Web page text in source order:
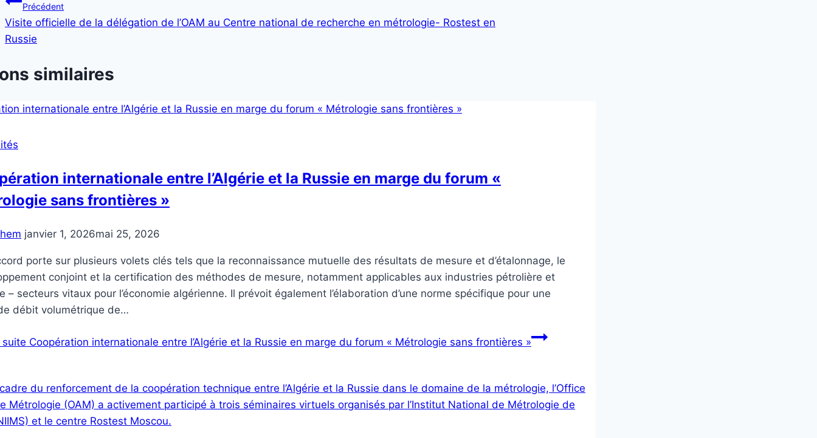
Précédent
Visite officielle de la délégation de l’OAM au Centre national de recherche en métrologie- Rostest en
Russie
similaires
internationale entre l’Algérie et la Russie en marge du forum «
sans frontières »
janvier 1, 2026mai 25, 2026
porte sur plusieurs volets clés tels que la reconnaissance mutuelle des résultats de mesure et d’étalonnage, le
conjoint et la certification des méthodes de mesure, notamment applicables aux industries pétrolière et
– secteurs vitaux pour l’économie algérienne. Il prévoit également l’élaboration d’une norme spécifique pour une
débit volumétrique de…
suite Coopération internationale entre l’Algérie et la Russie en marge du forum « Métrologie sans frontières »